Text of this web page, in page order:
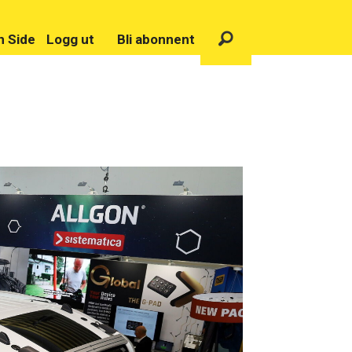
Side Logg ut Bli abonnent